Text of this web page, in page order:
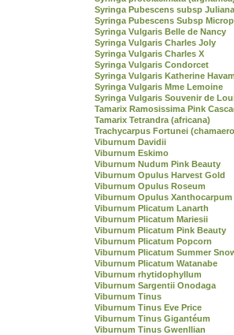
Syringa Pubescens subsp
Syringa Pubescens Subsp
Syringa Vulgaris Belle de Nancy
Syringa Vulgaris Charles Joly
Syringa Vulgaris Charles X
Syringa Vulgaris Condorcet
Syringa Vulgaris Katherine
Syringa Vulgaris Mme Lemoine
Syringa Vulgaris Souvenir de
Tamarix Ramosissima Pink
Tamarix Tetrandra (africana)
Trachycarpus Fortunei
Viburnum Davidii
Viburnum Eskimo
Viburnum Nudum Pink Beauty
Viburnum Opulus Harvest Gold
Viburnum Opulus Roseum
Viburnum Opulus Xanthocarpum
Viburnum Plicatum Lanarth
Viburnum Plicatum Mariesii
Viburnum Plicatum Pink Beauty
Viburnum Plicatum Popcorn
Viburnum Plicatum Summer
Viburnum Plicatum Watanabe
Viburnum rhytidophyllum
Viburnum Sargentii Onodaga
Viburnum Tinus
Viburnum Tinus Eve Price
Viburnum Tinus Gigantéum
Viburnum Tinus Gwenllian